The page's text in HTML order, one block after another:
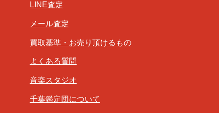
LINE査定
メール査定
買取基準・お売り頂けるもの
よくある質問
音楽スタジオ
千葉鑑定団について